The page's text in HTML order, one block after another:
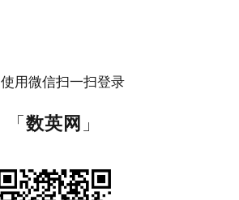
使用微信扫一扫登录
「数英网 」